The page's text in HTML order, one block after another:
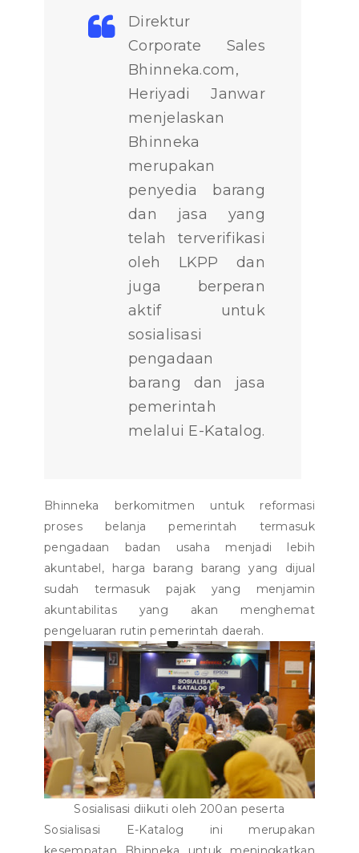
Direktur
Corporate Sales
Bhinneka.com,
Heriyadi Janwar
menjelaskan
Bhinneka
merupakan
penyedia barang
dan jasa yang
telah terverifikasi
oleh LKPP dan
juga berperan
aktif untuk
sosialisasi
pengadaan
barang dan jasa
pemerintah
melalui E-Katalog.
Bhinneka berkomitmen untuk reformasi
proses belanja pemerintah termasuk
pengadaan badan usaha menjadi lebih
akuntabel, harga barang barang yang dijual
sudah termasuk pajak yang menjamin
akuntabilitas yang akan menghemat
pengeluaran rutin pemerintah daerah.
Sosialisasi diikuti oleh 200an peserta
Sosialisasi E-Katalog ini merupakan